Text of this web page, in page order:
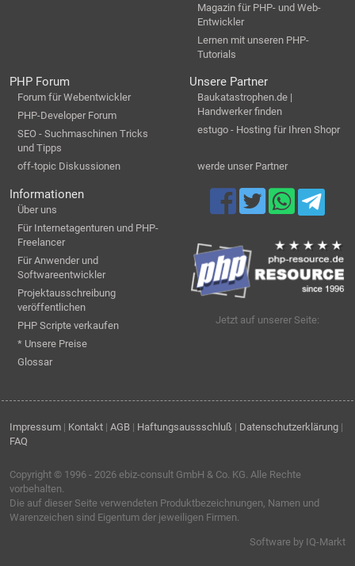
Magazin für PHP- und Web-
Entwickler
Lernen mit unseren PHP-
Tutorials
PHP Forum
Forum für Webentwickler
PHP-Developer Forum
SEO - Suchmaschinen Tricks
und Tipps
off-topic Diskussionen
Unsere Partner
Baukatastrophen.de |
Handwerker finden
estugo - Hosting für Ihren Shopr
werde unser Partner
Informationen
Über uns
Für Internetagenturen und PHP-
Freelancer
Für Anwender und
Softwareentwickler
Projektausschreibung
veröffentlichen
PHP Scripte verkaufen
* Unsere Preise
Glossar
Jetzt auf unserer Seite:
Impressum | Kontakt | AGB | Haftungsaussschluß | Datenschutzerklärung |
FAQ
Copyright © 1996 - 2026 ebiz-consult GmbH & Co. KG. Alle Rechte
vorbehalten.
Die auf dieser Seite verwendeten Produktbezeichnungen, Namen und
Warenzeichen sind Eigentum der jeweiligen Firmen.
Software by IQ-Markt